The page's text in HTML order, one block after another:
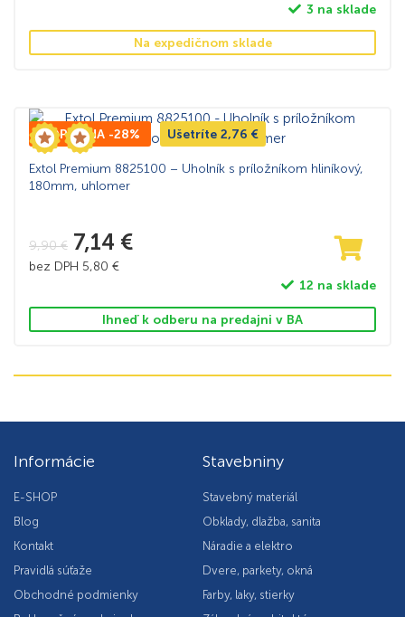
3 na sklade
Na expedičnom sklade
TOP CENA -28% Ušetríte 2,76 €
Extol Premium 8825100 – Uholník s príložníkom hliníkový,
180mm, uhlomer
9,90€ 7,14 €
bez DPH 5,80 €
12 na sklade
Ihneď k odberu na predajni v BA
Informácie
E-SHOP
Blog
Kontakt
Pravidlá súťaže
Obchodné podmienky
Stavebniny
Stavebný materiál
Obklady, dlažba, sanita
Náradie a elektro
Dvere, parkety, okná
Farby, laky, stierky